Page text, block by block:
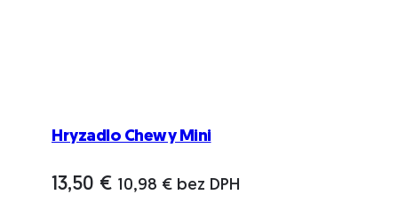
Hryzadlo Chewy Mini
13,50 € 10,98 € bez DPH